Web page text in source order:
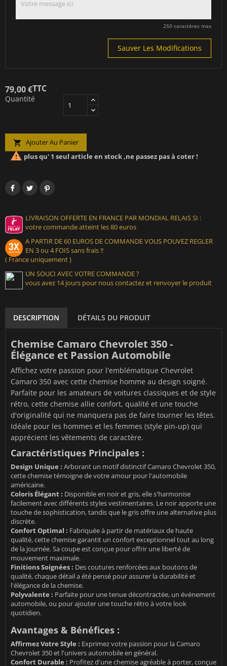
250 caractères max
Sauver Les Modifications
79,00 €TTC
Quantité
 Ajouter Au Panier
 plus qu' 1 seul article en stock ,ne passez pas à coter !
LIVRAISON OFFERTE EN FRANCE PAR MONDIAL RELAIS SI :
votre commande atteint les 80 euros
A PARTIR DE 60 EUROS DE COMMANDE VOUS POUVEZ REGLER
EN 3 ou 4 FOIS sans frais !!
( France uniquement )
UN SOUCI AVEC VOTRE COMMANDE ?
vous avez 14 jours pour nous contactez et renvoyer le produit
DESCRIPTION DÉTAILS DU PRODUIT
Chemise Camaro Chevrolet 350 -
Élégance et Passion Automobile
Affichez votre passion pour l'emblématique Chevrolet
Camaro 350 avec cette chemise homme au design soigné.
Parfaite pour les amateurs de voitures classiques et de style
rétro, cette chemise allie confort, qualité et une touche
d'originalité qui ne manquera pas de faire tourner les têtes.
Idéale pour les hommes et les femmes (style pin-up) qui
apprécient les vêtements de caractère.
Caractéristiques Principales :
Design Unique : Arborant un motif distinctif Camaro Chevrolet 350,
cette chemise témoigne de votre amour pour l'automobile
américaine.
Coloris Élégant : Disponible en noir et gris, elle s'harmonise
facilement avec différents styles vestimentaires. Le noir apporte une
touche de sophistication, tandis que le gris offre une alternative plus
discrète.
Confort Optimal : Fabriquée à partir de matériaux de haute
qualité, cette chemise garantit un confort exceptionnel tout au long
de la journée. Sa coupe est conçue pour offrir une liberté de
mouvement maximale.
Finitions Soignées : Des coutures renforcées aux boutons de
qualité, chaque détail a été pensé pour assurer la durabilité et
l'élégance de la chemise.
Polyvalente : Parfaite pour une tenue décontractée, un événement
automobile, ou pour ajouter une touche rétro à votre look
quotidien.
Avantages & Bénéfices :
Affirmez Votre Style : Exprimez votre passion pour la Camaro
Chevrolet 350 et l'univers automobile en général.
Confort Durable : Profitez d'une chemise agréable à porter, conçue